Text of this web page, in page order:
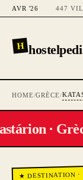
AVR '26 447
H
HOME/GRÈCE/
·
★ DESTINATION ·